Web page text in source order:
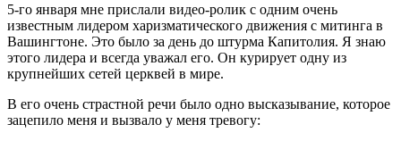
5-го января мне прислали видео-ролик с одним очень
известным лидером харизматического движения с митинга в
Вашингтоне. Это было за день до штурма Капитолия. Я знаю
этого лидера и всегда уважал его. Он курирует одну из
крупнейших сетей церквей в мире.
В его очень страстной речи было одно высказывание, которое
зацепило меня и вызвало у меня тревогу: